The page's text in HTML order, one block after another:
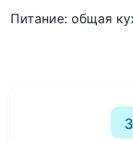
Питание: общая